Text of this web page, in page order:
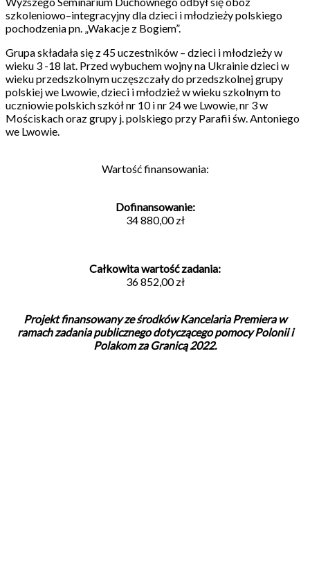
szkoleniowo–integracyjny dla dzieci i młodzieży polskiego
pochodzenia pn. „Wakacje z Bogiem”.
Grupa składała się z 45 uczestników – dzieci i młodzieży w
wieku 3 -18 lat. Przed wybuchem wojny na Ukrainie dzieci w
wieku przedszkolnym uczęszczały do przedszkolnej grupy
polskiej we Lwowie, dzieci i młodzież w wieku szkolnym to
uczniowie polskich szkół nr 10 i nr 24 we Lwowie, nr 3 w
Mościskach oraz grupy j. polskiego przy Parafii św. Antoniego
we Lwowie.
Wartość finansowania:
Dofinansowanie:
34 880,00 zł
Całkowita wartość zadania:
36 852,00 zł
Projekt finansowany ze środków Kancelaria Premiera w
ramach zadania publicznego dotyczącego pomocy Polonii i
Polakom za Granicą 2022.